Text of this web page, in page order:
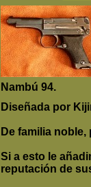
Nambú 94.
Diseñada por
De familia
Si a esto le
reputación de